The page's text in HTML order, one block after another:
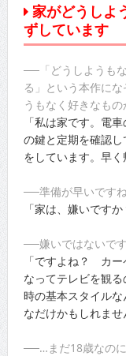
家がどうしよ
ずしています
──「どうしようも
る」という本作に
うもなく好きなもの
「私は家です。電
の鍵と定期を確認
をしています。早く
──準備が早いですね
「家は、嫌いですか
──嫌いではないで
「ですよね？ カー
なってテレビを観
時の基本スタイル
なだけかもしれませ
──…まだ18歳なの